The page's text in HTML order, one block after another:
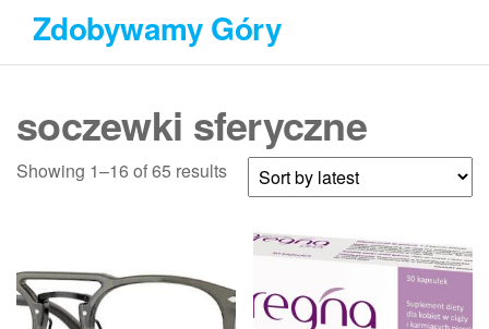
Przejdź
treści
Zdobywamy Góry
soczewki sferyczne
Showing 1–16 of 65 results